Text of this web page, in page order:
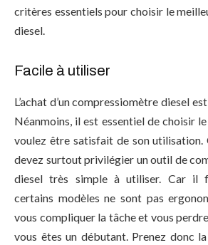
critères essentiels pour choisir le
diesel.
Facile à utiliser
L’achat d’un compressiomètre diesel
Néanmoins, il est essentiel de choisir
voulez être satisfait de son utilisation.
devez surtout privilégier un outil de
diesel très simple à utiliser. Car il
certains modèles ne sont pas
vous compliquer la tâche et vous
vous êtes un débutant. Prenez donc